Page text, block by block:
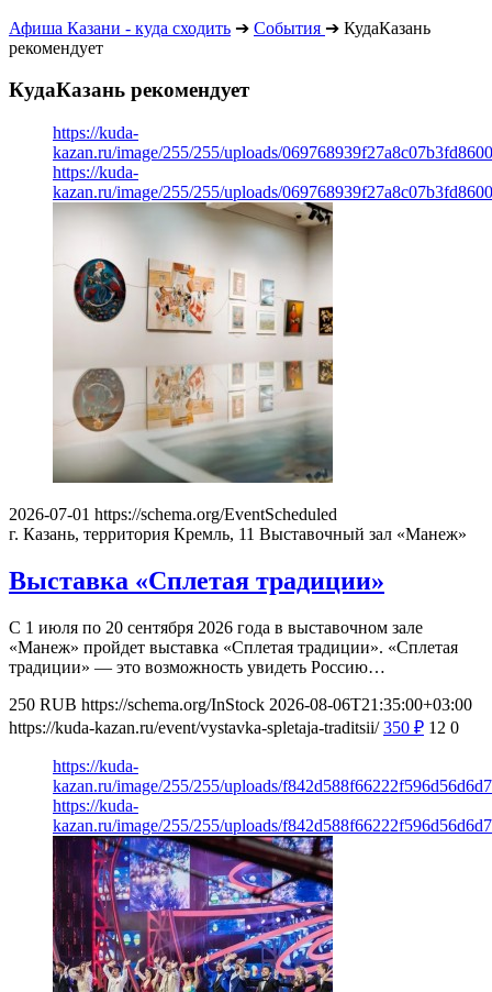
Афиша Казани - куда сходить ➔ События ➔ КудаКазань
рекомендует
КудаКазань рекомендует
https://kuda-
kazan.ru/image/255/255/uploads/
https://kuda-
kazan.ru/image/255/255/uploads/
2026-07-01 https://schema.org/EventScheduled
г. Казань, территория Кремль, 11 Выставочный зал «Манеж»
Выставка «Сплетая традиции»
С 1 июля по 20 сентября 2026 года в выставочном зале
«Манеж» пройдет выставка «Сплетая традиции». «Сплетая
традиции» — это возможность увидеть Россию…
250 RUB https://schema.org/InStock 2026-08-06T21:35:00+03:00
https://kuda-kazan.ru/event/vystavka-spletaja-traditsii/ 350 ₽ 12 0
https://kuda-
kazan.ru/image/255/255/uploads/
https://kuda-
kazan.ru/image/255/255/uploads/